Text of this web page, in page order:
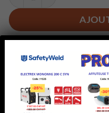
Catégorie :Casques /